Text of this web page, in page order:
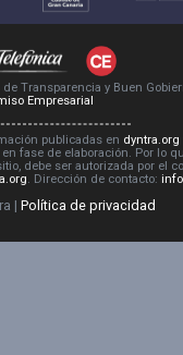
Transparencia y Buen
Empresarial
publicadas en dyntra.org
fase de elaboración. Por lo
debe ser autorizada por el
. Dirección de contacto:
| Política de privacidad